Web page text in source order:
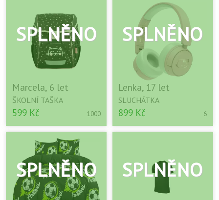
Marcela, 6 let
ŠKOLNÍ TAŠKA
599 Kč 1000
Lenka, 17 let
SLUCHÁTKA
899 Kč 6